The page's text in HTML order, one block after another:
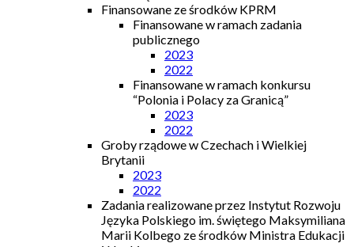
Finansowane ze środków KPRM
Finansowane w ramach zadania
publicznego
2023
2022
Finansowane w ramach konkursu
“Polonia i Polacy za Granicą”
2023
2022
Groby rządowe w Czechach i Wielkiej
Brytanii
2023
2022
Zadania realizowane przez Instytut Rozwoju
Języka Polskiego im. świętego Maksymiliana
Marii Kolbego ze środków Ministra Edukacji